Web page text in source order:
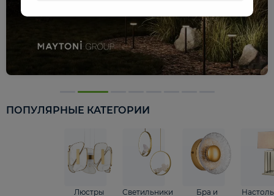
ПОПУЛЯРНЫЕ КАТЕГОРИИ
Люстры Светильники
Бра и